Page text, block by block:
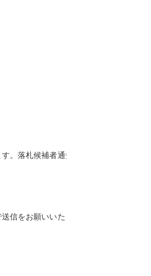
。落札候補者通知書にある提出
送信をお願いいたします。 入札